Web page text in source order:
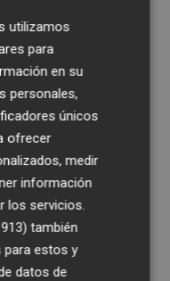
a los
en imágenes
de masas en su
que soy de Foios"
utilizamos
para
en su
personales,
únicos
ofrecer
medir
información
los servicios.
también
para estos y
datos de